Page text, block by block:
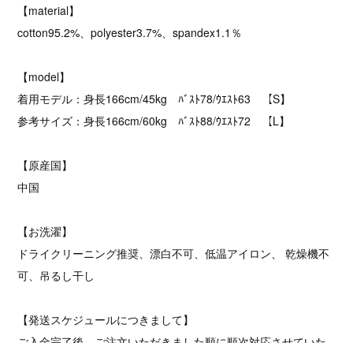
【material】
cotton95.2%、polyester3.7%、spandex1.1％
【model】
着用モデル：身長166cm/45kg ﾊﾞｽﾄ78/ｳｴｽﾄ63 【S】
参考サイズ：身長166cm/60kg ﾊﾞｽﾄ88/ｳｴｽﾄ72 【L】
【原産国】
中国
【お洗濯】
ドライクリーニング推奨、漂白不可、低温アイロン、 乾燥機不
可、吊るし干し
【発送スケジュールにつきまして】